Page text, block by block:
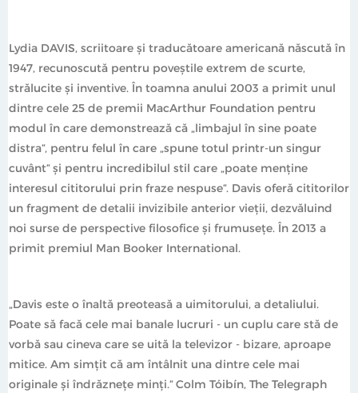
Lydia DAVIS, scriitoare și traducătoare americană născută în
1947, recunoscută pentru poveștile extrem de scurte,
strălucite şi inventive. În toamna anului 2003 a primit unul
dintre cele 25 de premii MacArthur Foundation pentru
modul în care demonstrează că „limbajul în sine poate
distra“, pentru felul în care „spune totul printr-un singur
cuvânt“ și pentru incredibilul stil care „poate menține
interesul cititorului prin fraze nespuse“. Davis oferă cititorilor
un fragment de detalii invizibile anterior vieții, dezvăluind
noi surse de perspective filosofice și frumusețe. În 2013 a
primit premiul Man Booker International.
„Davis este o înaltă preoteasă a uimitorului, a detaliului.
Poate să facă cele mai banale lucruri - un cuplu care stă de
vorbă sau cineva care se uită la televizor - bizare, aproape
mitice. Am simțit că am întâlnit una dintre cele mai
originale şi îndrăzneţe minţi.“ Colm Tóibín, The Telegraph